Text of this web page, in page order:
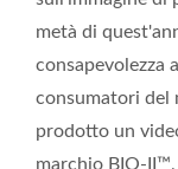
metà di
consapevolezza
consumatori del
prodotto un
marchio BIO-